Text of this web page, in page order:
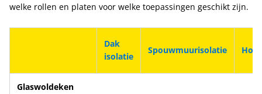
welke rollen en platen voor welke toepassingen geschikt zijn.
Dak
isolatie
Spouwmuurisolatie
Glaswoldeken